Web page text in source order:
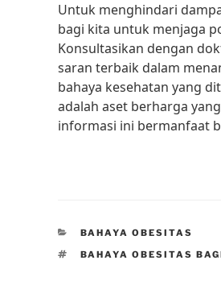
Untuk menghindari
bagi kita untuk menjaga
Konsultasikan dengan
saran terbaik dalam
bahaya kesehatan yang
adalah aset berharga
informasi ini bermanfaat
CATEGORIES
BAHAYA OBESITAS
TAGS
BAHAYA OBESITAS